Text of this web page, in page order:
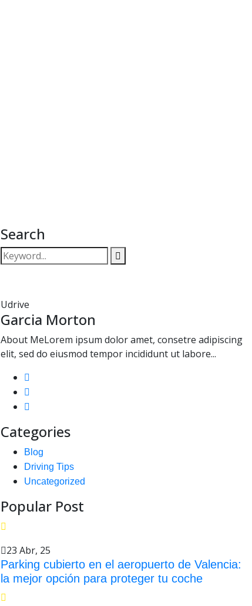
Search
Udrive
Garcia Morton
About MeLorem ipsum dolor amet, consetre adipiscing
elit, sed do eiusmod tempor incididunt ut labore...
Categories
Blog
Driving Tips
Uncategorized
Popular Post
23 Abr, 25
Parking cubierto en el aeropuerto de Valencia:
la mejor opción para proteger tu coche